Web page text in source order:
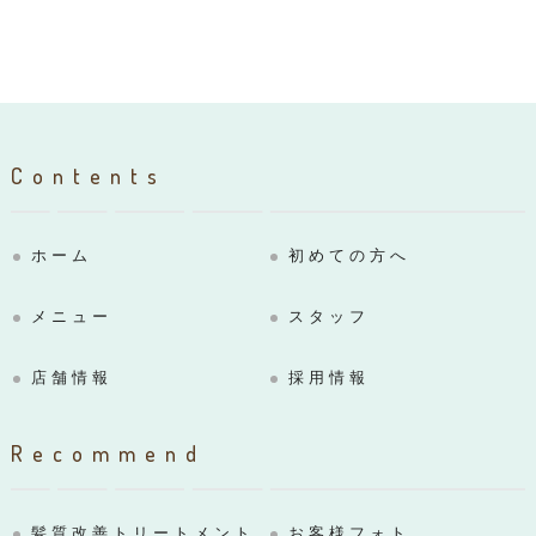
Contents
ホーム 初めての方へ
メニュー スタッフ
店舗情報 採用情報
Recommend